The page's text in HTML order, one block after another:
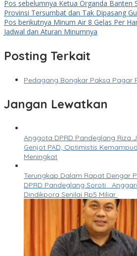
Pos sebelumnya Ketua Organda Banten
Provinsi Tersumbat dan Tak Dipasang
Pos berikutnya Minum Air 8 Gelas Per
Jadwal dan Aturan Minumnya
Posting Terkait
Pedagang Bongkar Paksa Pagar
Jangan Lewatkan
Anggota DPRD Pandeglang Riza
Genjot PAD, Optimistis
Meningkat
Terungkap Dalam Rapat Dengar
DPRD Pandeglang Soroti
Dindikpora Senilai Rp5 Miliar